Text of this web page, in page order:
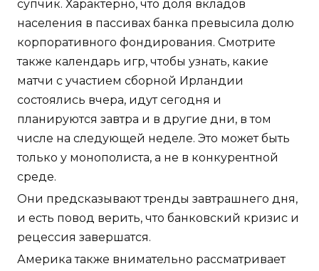
супчик. Характерно, что доля вкладов
населения в пассивах банка превысила долю
корпоративного фондирования. Смотрите
также календарь игр, чтобы узнать, какие
матчи с участием сборной Ирландии
состоялись вчера, идут сегодня и
планируются завтра и в другие дни, в том
числе на следующей неделе. Это может быть
только у монополиста, а не в конкурентной
среде.
Они предсказывают тренды завтрашнего дня,
и есть повод верить, что банковский кризис и
рецессия завершатся.
Америка также внимательно рассматривает